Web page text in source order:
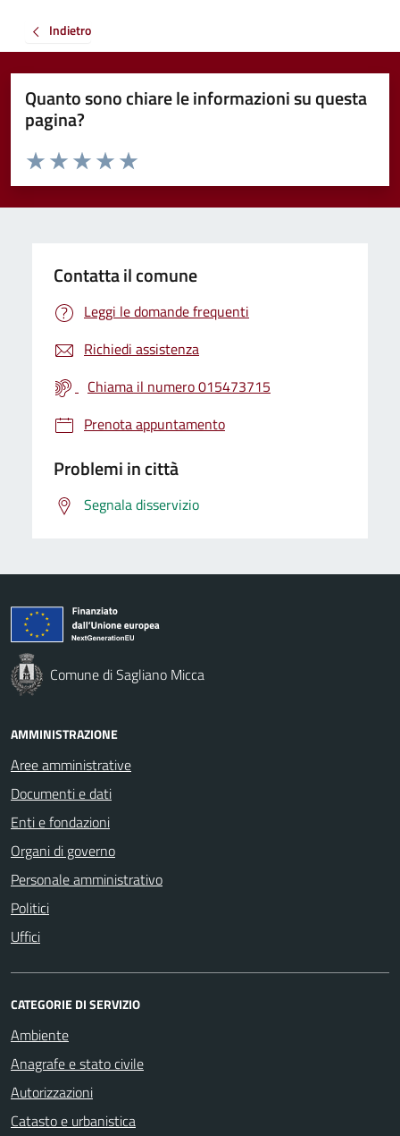
Indietro
Quanto sono chiare le informazioni su questa
pagina?
Valuta da 1 a 5 stelle la pagina
Valuta 5 stelle su 5
Valuta 4 stelle su 5
Valuta 3 stelle su 5
Valuta 2 stelle su 5
Valuta 1 stelle su 5
Contatta il comune
Leggi le domande frequenti
Richiedi assistenza
Chiama il numero 015473715
Prenota appuntamento
Problemi in città
Segnala disservizio
Comune di Sagliano Micca
AMMINISTRAZIONE
Aree amministrative
Documenti e dati
Enti e fondazioni
Organi di governo
Personale amministrativo
Politici
Uffici
CATEGORIE DI SERVIZIO
Ambiente
Anagrafe e stato civile
Autorizzazioni
Catasto e urbanistica